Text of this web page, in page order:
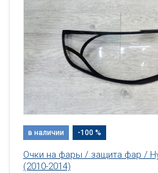
в наличии -100 %
Очки на фары / защита фар /
(2010-2014)